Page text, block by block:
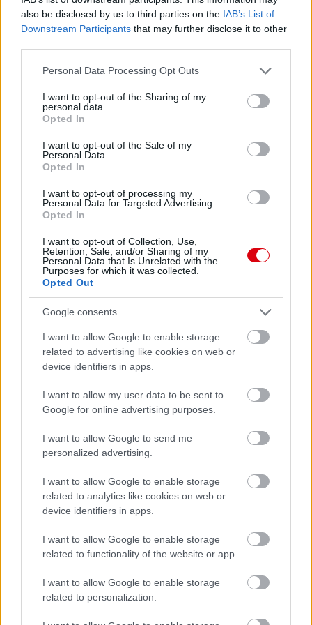
also be disclosed by us to third parties on the IAB’s List of
Downstream Participants that may further disclose it to other
Please note that this website/app uses one or more Google
not limited to your visit or usage behaviour. You may click to
grant or deny consent to Google and its third-party tags to
use your data for below specified purposes in below Google
consent section.
Personal Data Processing Opt Outs
I want to opt-out of the Sharing of my
personal data.
Opted In
I want to opt-out of the Sale of my
Personal Data.
Opted In
I want to opt-out of processing my
Personal Data for Targeted Advertising.
Opted In
I want to opt-out of Collection, Use,
Retention, Sale, and/or Sharing of my
Personal Data that Is Unrelated with the
Purposes for which it was collected.
Opted Out
Google consents
I want to allow Google to enable storage
related to advertising like cookies on web or
device identifiers in apps.
I want to allow my user data to be sent to
Google for online advertising purposes.
I want to allow Google to send me
personalized advertising.
I want to allow Google to enable storage
related to analytics like cookies on web or
device identifiers in apps.
I want to allow Google to enable storage
related to functionality of the website or app.
I want to allow Google to enable storage
related to personalization.
LAMMENS BOLDOG, HOGY
SESKO SZEREPLÉSE KÉRDÉSES
A SUNDERLAND ELLEN
1 2 3 4 5 6 7 8
Meccs Center